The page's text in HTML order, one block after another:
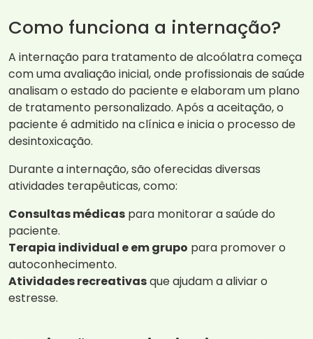
Como funciona a internação?
A internação para tratamento de alcoólatra começa
com uma avaliação inicial, onde profissionais de saúde
analisam o estado do paciente e elaboram um plano
de tratamento personalizado. Após a aceitação, o
paciente é admitido na clínica e inicia o processo de
desintoxicação.
Durante a internação, são oferecidas diversas
atividades terapêuticas, como:
Consultas médicas para monitorar a saúde do
paciente.
Terapia individual e em grupo para promover o
autoconhecimento.
Atividades recreativasque ajudam a aliviar o
estresse.